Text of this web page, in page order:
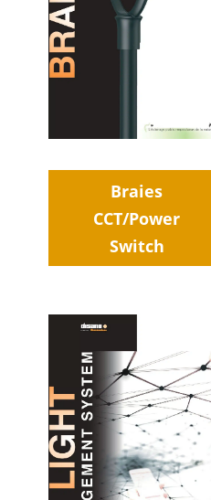
Braies
CCT/Power
Switch